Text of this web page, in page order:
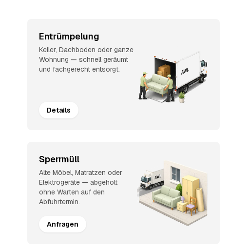
Entrümpelung
Keller, Dachboden oder ganze
Wohnung — schnell geräumt
und fachgerecht entsorgt.
Details
Sperrmüll
Alte Möbel, Matratzen oder
Elektrogeräte — abgeholt
ohne Warten auf den
Abfuhrtermin.
Anfragen